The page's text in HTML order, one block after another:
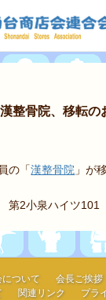
整骨院、移転の
の「漢整骨院 」が
2小泉ハイツ101
ついて
会長ご挨拶
関連リンク
プラ